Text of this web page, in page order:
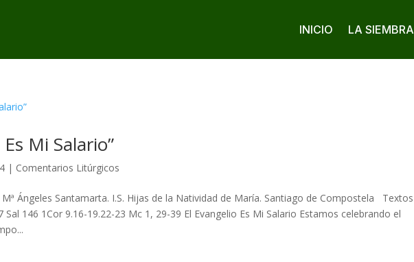
INICIO LA SIEMBRA
Mi Salario”
| Comentarios Litúrgicos
Ángeles Santamarta. I.S. Hijas de la Natividad de María. Santiago de Compostela Textos
Sal 146 1Cor 9.16-19.22-23 Mc 1, 29-39 El Evangelio Es Mi Salario Estamos celebrando el